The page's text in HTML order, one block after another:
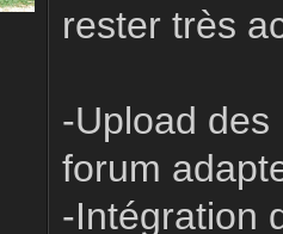
rester très
-Upload
forum
-Intégration